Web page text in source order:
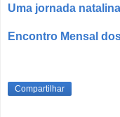
Uma jornada natalina
Encontro Mensal
Compartilhar